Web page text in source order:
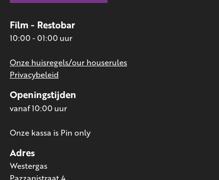
Adres
Westergas
Openingstijden
vanaf 10:00 uur
Onze kassa is Pin only
Film - Restobar
10:00 - 01:00 uur
Onze huisregels/our houserules
Privacybeleid